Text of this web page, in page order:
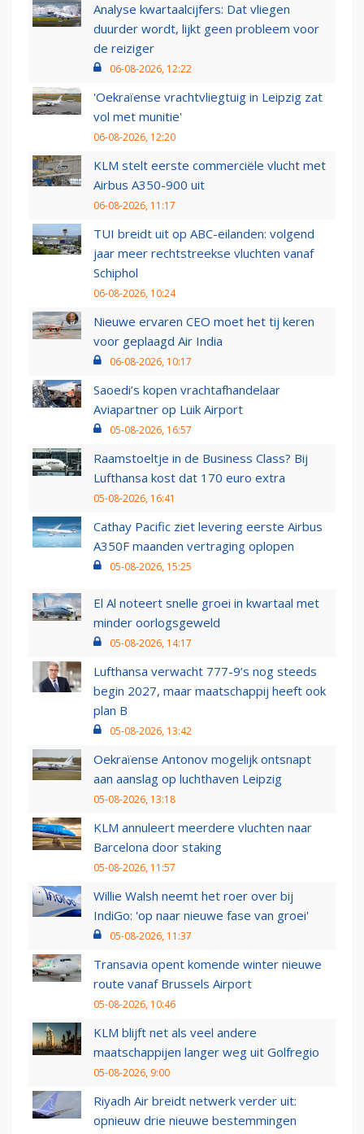
Analyse kwartaalcijfers: Dat vliegen
duurder wordt, lijkt geen probleem voor
de reiziger
06-08-2026, 12:22
'Oekraïense vrachtvliegtuig in Leipzig zat
vol met munitie'
06-08-2026, 12:20
KLM stelt eerste commerciële vlucht met
Airbus A350-900 uit
06-08-2026, 11:17
TUI breidt uit op ABC-eilanden: volgend
jaar meer rechtstreekse vluchten vanaf
Schiphol
06-08-2026, 10:24
Nieuwe ervaren CEO moet het tij keren
voor geplaagd Air India
06-08-2026, 10:17
Saoedi’s kopen vrachtafhandelaar
Aviapartner op Luik Airport
05-08-2026, 16:57
Raamstoeltje in de Business Class? Bij
Lufthansa kost dat 170 euro extra
05-08-2026, 16:41
Cathay Pacific ziet levering eerste Airbus
A350F maanden vertraging oplopen
05-08-2026, 15:25
El Al noteert snelle groei in kwartaal met
minder oorlogsgeweld
05-08-2026, 14:17
Lufthansa verwacht 777-9’s nog steeds
begin 2027, maar maatschappij heeft ook
plan B
05-08-2026, 13:42
Oekraïense Antonov mogelijk ontsnapt
aan aanslag op luchthaven Leipzig
05-08-2026, 13:18
KLM annuleert meerdere vluchten naar
Barcelona door staking
05-08-2026, 11:57
Willie Walsh neemt het roer over bij
IndiGo: 'op naar nieuwe fase van groei'
05-08-2026, 11:37
Transavia opent komende winter nieuwe
route vanaf Brussels Airport
05-08-2026, 10:46
KLM blijft net als veel andere
maatschappijen langer weg uit Golfregio
05-08-2026, 9:00
Riyadh Air breidt netwerk verder uit:
opnieuw drie nieuwe bestemmingen